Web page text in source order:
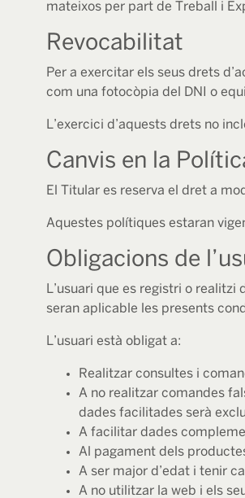
mateixos per part de Treball i
Revocabilitat
Per a exercitar els seus drets
com una fotocòpia del DNI o
L’exercici d’aquests drets no
Canvis en la
El Titular es reserva el dret a
Aquestes polítiques estaran
Obligacions de
L’usuari que es registri o
seran aplicable les presents
L’usuari està obligat a:
Realitzar consultes i
A no realitzar comandes
dades facilitades serà
A facilitar dades
Al pagament dels
A ser major d’edat i tenir
A no utilitzar la web i els